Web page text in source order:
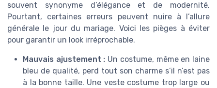
souvent synonyme d’élégance et de modernité.
Pourtant, certaines erreurs peuvent nuire à l’allure
générale le jour du mariage. Voici les pièges à éviter
pour garantir un look irréprochable.
Mauvais ajustement : Un costume, même en laine
bleu de qualité, perd tout son charme s’il n’est pas
à la bonne taille. Une veste costume trop large ou